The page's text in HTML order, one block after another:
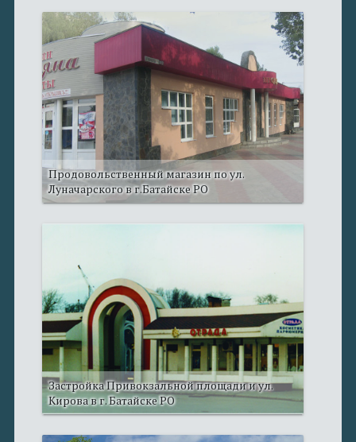
Продовольственный магазин по ул.
Луначарского в г.Батайске РО
Застройка Привокзальной площади и ул.
Кирова в г. Батайске РО